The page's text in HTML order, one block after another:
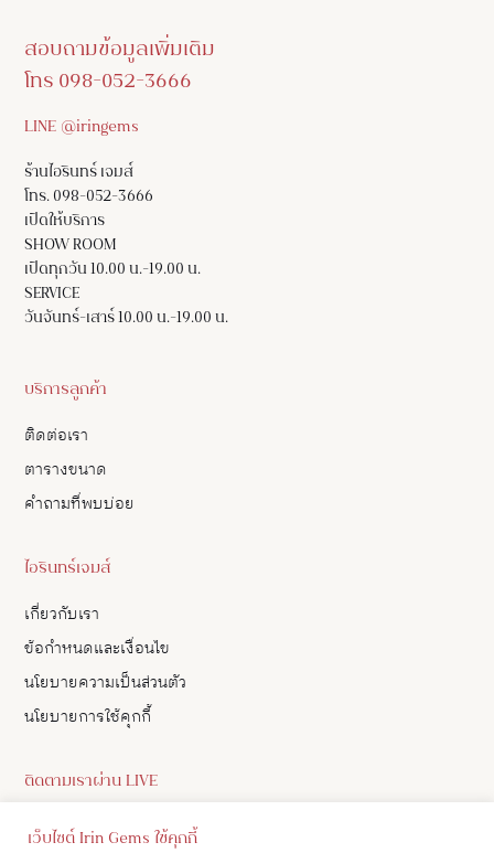
สอบถามข้อมูลเพิ่มเติม
โทร 098-052-3666
LINE @iringems
ร้านไอรินทร์ เจมส์
โทร. 098-052-3666
เปิดให้บริการ
SHOW ROOM
เปิดทุกวัน 10.00 น.-19.00 น.
SERVICE
วันจันทร์-เสาร์ 10.00 น.-19.00 น.
บริการลูกค้า
ติดต่อเรา
ตารางขนาด
คำถามที่พบบ่อย
ไอรินทร์เจมส์
เกี่ยวกับเรา
ข้อกำหนดและเงื่อนไข
นโยบายความเป็นส่วนตัว
นโยบายการใช้คุกกี้
ติดตามเราผ่าน LIVE
ดูอัปเดตสินค้า และ เลือกซื้อสินค้าผ่าน LIVE ของเราทาง Facebook
เว็บไซต์ Irin Gems ใช้คุกกี้